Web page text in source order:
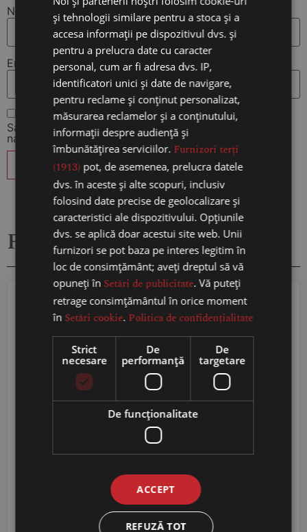
Nume
Email
Salvează-mi numele, emailul și site-ul web în acest
navigator pentru data viitoare când o să comentez.
Produse similare
Alb Sec 0.75L
ADAUGĂ ÎN COȘ
27,99
ADAUGĂ ÎN COȘ
și tehnologii similare pentru a stoca și a
accesa informații pe dispozitivul dvs. și
pentru a prelucra date cu caracter
personal, cum ar fi adresa dvs. IP,
identificatori unici și date de navigare,
pentru reclame și conținut personalizat,
măsurarea reclamelor și a conținutului,
informații despre audiență și
îmbunătățirea serviciilor. Furnizori terți
(1913) pot, de asemenea, prelucra datele
dvs. în aceste și alte scopuri, inclusiv
folosind date precise de geolocalizare și
caracteristici ale dispozitivului. Opțiunile
dvs. se aplică doar acestui site web. Unii
furnizori se pot baza pe interes legitim în
loc de consimțământ; aveți dreptul să vă
opuneți în Setări de publicitate. Vă puteți
retrage consimțământul în orice moment
în Setări cookie. Politica de confidențialitate
Strict
necesare
De
performanță
De
targetare
De funcţionalitate
ACCEPT
REFUZĂ TOT